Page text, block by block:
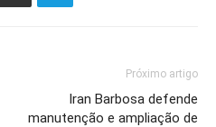
Próximo artigo
Iran Barbosa defende
manutenção e ampliação de